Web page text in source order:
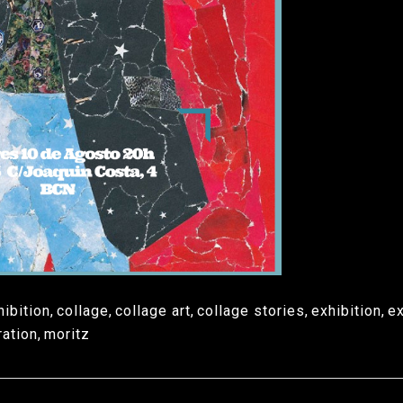
, collage, collage art, collage stories, exhibition,
, moritz